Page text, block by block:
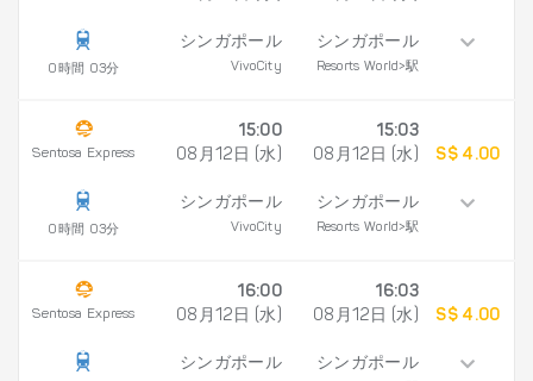
0時間 03分
シンガポール
VivoCity
シンガポール
Resorts World>駅
Sentosa Express
0時間 03分
15:00
08月12日 (水)
シンガポール
VivoCity
15:03
08月12日 (水)
シンガポール
Resorts World>駅
S$ 4.00
Sentosa Express
16:00
08月12日 (水)
シンガポール
16:03
08月12日 (水)
シンガポール
S$ 4.00